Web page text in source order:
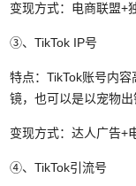
变现方式：电商联盟+
③、TikTok IP号
特点：TikTok账号内
镜，也可以是以宠物
变现方式：达人广告+
④、TikTok引流号